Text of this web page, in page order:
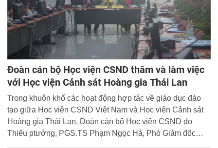
Đoàn cán bộ Học viện CSND thăm và làm việc
với Học viện Cảnh sát Hoàng gia Thái Lan
Trong khuôn khổ các hoạt động hợp tác về giáo dục đào
tạo giữa Học viện CSND Việt Nam và Học viện Cảnh sát
Hoàng gia Thái Lan, Đoàn cán bộ Học viện CSND do
Thiếu ptướng, PGS.TS Phạm Ngọc Hà, Phó Giám đốc